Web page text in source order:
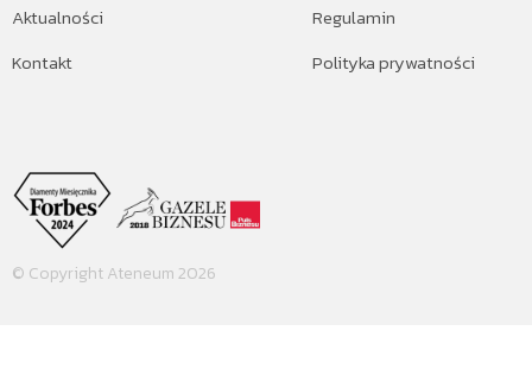
Aktualności
Kontakt
Regulamin
Polityka prywatności
© Copyright Ateneum 2026